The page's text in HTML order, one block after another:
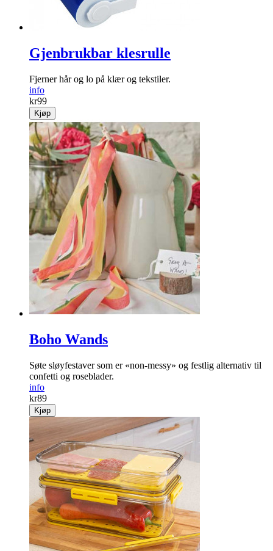
Gjenbrukbar klesrulle
Fjerner hår og lo på klær og tekstiler.
info
kr99
Kjøp
Boho Wands
Søte sløyfestaver som er «non-messy» og festlig alternativ til
confetti og roseblader.
info
kr89
Kjøp